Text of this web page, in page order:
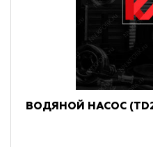
ВОДЯНОЙ НАСОС